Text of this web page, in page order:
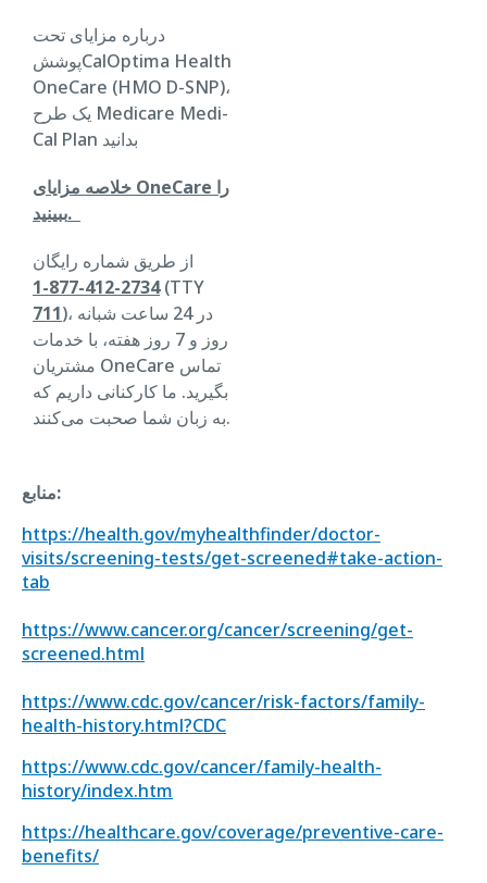
درباره مزایای تحت
پوششCalOptima Health
OneCare (HMO D-SNP)،
یک طرح Medicare Medi-
Cal Plan بدانید
خلاصه مزایای OneCare را
ببینید.
از طریق شماره رایگان
2734-412-877-1(TTY
711)، در 24 ساعت شبانه
روز و 7 روز هفته، با خدمات
مشتریان OneCare تماس
بگیرید. ما کارکنانی داریم که
به زبان شما صحبت می‌کنند.
منابع:
https://health.gov/myhealthfinder/doctor-
visits/screening-tests/get-screened#take-action-
tab
https://www.cancer.org/cancer/screening/get-
screened.html
https://www.cdc.gov/cancer/risk-factors/family-
health-history.html?CDC
https://www.cdc.gov/cancer/family-health-
history/index.htm
https://healthcare.gov/coverage/preventive-care-
benefits/